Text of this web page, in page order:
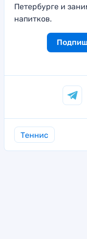
Петербурге и
напитков.
Теннис